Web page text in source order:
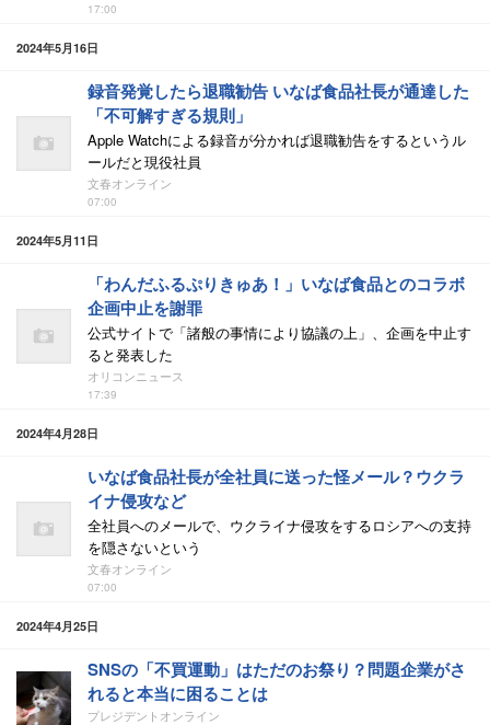
17:00
2024年5月16日
録音発覚したら退職勧告 いなば食品社長が通達した
「不可解すぎる規則」
Apple Watchによる録音が分かれば退職勧告をするというル
ールだと現役社員
文春オンライン
07:00
2024年5月11日
「わんだふるぷりきゅあ！」いなば食品とのコラボ
企画中止を謝罪
公式サイトで「諸般の事情により協議の上」、企画を中止す
ると発表した
オリコンニュース
17:39
2024年4月28日
いなば食品社長が全社員に送った怪メール？ウクラ
イナ侵攻など
全社員へのメールで、ウクライナ侵攻をするロシアへの支持
を隠さないという
文春オンライン
07:00
2024年4月25日
SNSの「不買運動」はただのお祭り？問題企業がさ
れると本当に困ることは
プレジデントオンライン